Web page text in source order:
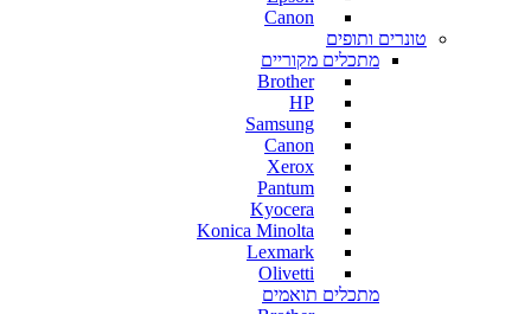
Canon
טונרים ותופים
מתכלים מקוריים
Brother
HP
Samsung
Canon
Xerox
Pantum
Kyocera
Konica Minolta
Lexmark
Olivetti
מתכלים תואמים